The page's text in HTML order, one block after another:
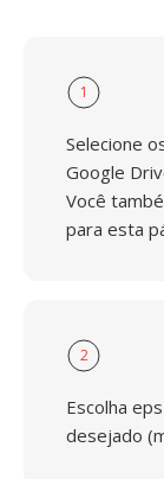
1
Selecione
Google
Você
para esta
2
Escolha
desejado